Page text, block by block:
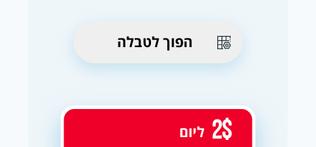
הפוך לטבלה
2$ ליום